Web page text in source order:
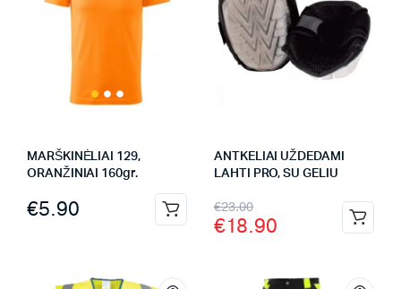
MARŠKINĖLIAI 129,
ORANŽINIAI 160gr.
€5.90
ANTKELIAI UŽDEDAMI
LAHTI PRO, SU GELIU
€23.00
€18.90